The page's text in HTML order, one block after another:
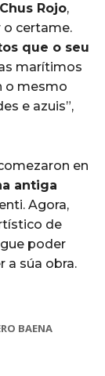
Chus Rojo,
o certame.
que o seu
marítimos
o mesmo
e azuis”,
en
antiga
Agora,
de
poder
a súa obra.
BAENA